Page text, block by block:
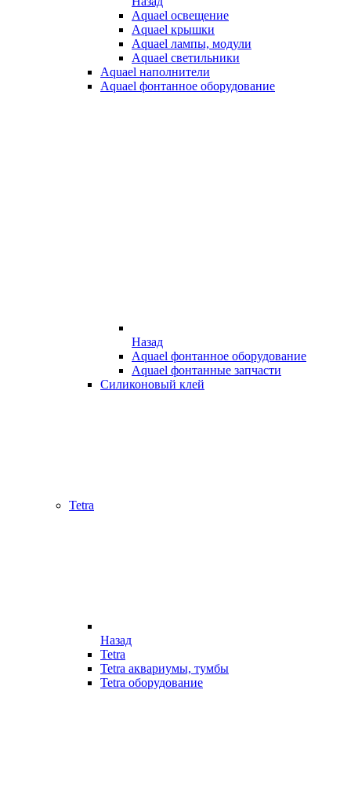
Aquael освещение
Aquael крышки
Aquael лампы, модули
Aquael светильники
Aquael наполнители
Aquael фонтанное оборудование
Назад
Aquael фонтанное оборудование
Aquael фонтанные запчасти
Силиконовый клей
Tetra
Назад
Tetra
Tetra аквариумы, тумбы
Tetra оборудование